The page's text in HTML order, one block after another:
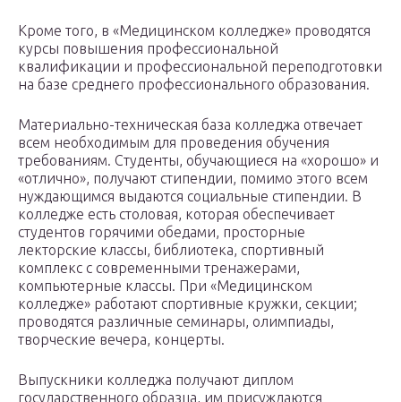
Кроме того, в «Медицинском колледже» проводятся
курсы повышения профессиональной
квалификации и профессиональной переподготовки
на базе среднего профессионального образования.
Материально-техническая база колледжа отвечает
всем необходимым для проведения обучения
требованиям. Студенты, обучающиеся на «хорошо» и
«отлично», получают стипендии, помимо этого всем
нуждающимся выдаются социальные стипендии. В
колледже есть столовая, которая обеспечивает
студентов горячими обедами, просторные
лекторские классы, библиотека, спортивный
комплекс с современными тренажерами,
компьютерные классы. При «Медицинском
колледже» работают спортивные кружки, секции;
проводятся различные семинары, олимпиады,
творческие вечера, концерты.
Выпускники колледжа получают диплом
государственного образца, им присуждаются